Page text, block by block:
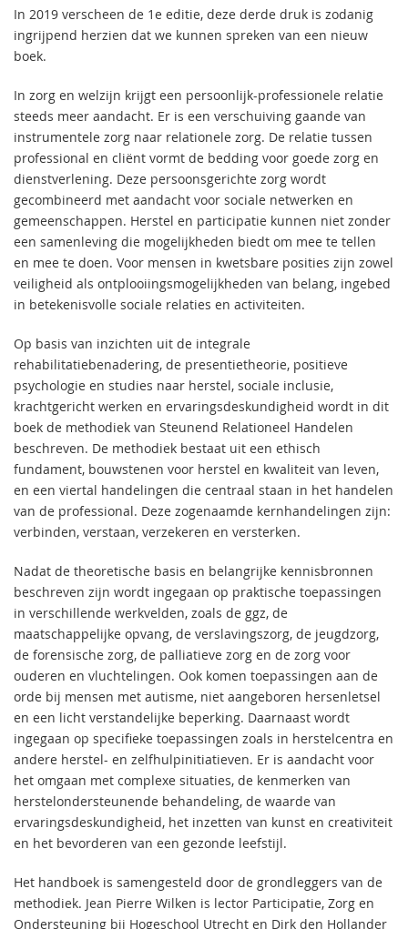
In 2019 verscheen de 1e editie, deze derde druk is zodanig
ingrijpend herzien dat we kunnen spreken van een nieuw
boek.
In zorg en welzijn krijgt een persoonlijk-professionele relatie
steeds meer aandacht. Er is een verschuiving gaande van
instrumentele zorg naar relationele zorg. De relatie tussen
professional en cliënt vormt de bedding voor goede zorg en
dienstverlening. Deze persoonsgerichte zorg wordt
gecombineerd met aandacht voor sociale netwerken en
gemeenschappen. Herstel en participatie kunnen niet zonder
een samenleving die mogelijkheden biedt om mee te tellen
en mee te doen. Voor mensen in kwetsbare posities zijn zowel
veiligheid als ontplooiingsmogelijkheden van belang, ingebed
in betekenisvolle sociale relaties en activiteiten.
Op basis van inzichten uit de integrale
rehabilitatiebenadering, de presentietheorie, positieve
psychologie en studies naar herstel, sociale inclusie,
krachtgericht werken en ervaringsdeskundigheid wordt in dit
boek de methodiek van Steunend Relationeel Handelen
beschreven. De methodiek bestaat uit een ethisch
fundament, bouwstenen voor herstel en kwaliteit van leven,
en een viertal handelingen die centraal staan in het handelen
van de professional. Deze zogenaamde kernhandelingen zijn:
verbinden, verstaan, verzekeren en versterken.
Nadat de theoretische basis en belangrijke kennisbronnen
beschreven zijn wordt ingegaan op praktische toepassingen
in verschillende werkvelden, zoals de ggz, de
maatschappelijke opvang, de verslavingszorg, de jeugdzorg,
de forensische zorg, de palliatieve zorg en de zorg voor
ouderen en vluchtelingen. Ook komen toepassingen aan de
orde bij mensen met autisme, niet aangeboren hersenletsel
en een licht verstandelijke beperking. Daarnaast wordt
ingegaan op specifieke toepassingen zoals in herstelcentra en
andere herstel- en zelfhulpinitiatieven. Er is aandacht voor
het omgaan met complexe situaties, de kenmerken van
herstelondersteunende behandeling, de waarde van
ervaringsdeskundigheid, het inzetten van kunst en creativiteit
en het bevorderen van een gezonde leefstijl.
Het handboek is samengesteld door de grondleggers van de
methodiek. Jean Pierre Wilken is lector Participatie, Zorg en
Ondersteuning bij Hogeschool Utrecht en Dirk den Hollander